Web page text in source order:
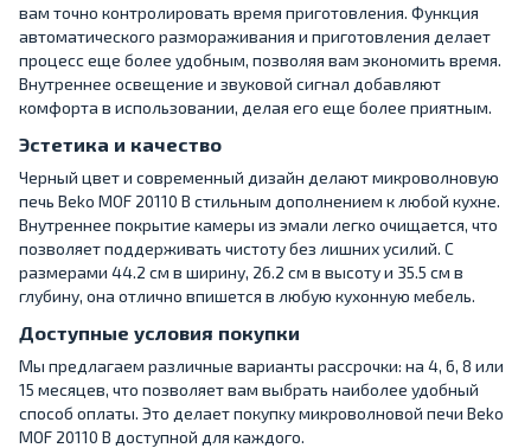
вам точно контролировать время приготовления. Функция
автоматического размораживания и приготовления делает
процесс еще более удобным, позволяя вам экономить время.
Внутреннее освещение и звуковой сигнал добавляют
комфорта в использовании, делая его еще более приятным.
Эстетика и качество
Черный цвет и современный дизайн делают микроволновую
печь Beko MOF 20110 B стильным дополнением к любой кухне.
Внутреннее покрытие камеры из эмали легко очищается, что
позволяет поддерживать чистоту без лишних усилий. С
размерами 44.2 см в ширину, 26.2 см в высоту и 35.5 см в
глубину, она отлично впишется в любую кухонную мебель.
Доступные условия покупки
Мы предлагаем различные варианты рассрочки: на 4, 6, 8 или
15 месяцев, что позволяет вам выбрать наиболее удобный
способ оплаты. Это делает покупку микроволновой печи Beko
MOF 20110 B доступной для каждого.